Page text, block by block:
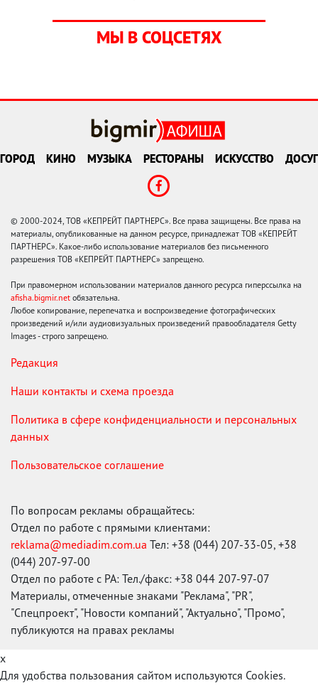
МЫ В СОЦСЕТЯХ
ГОРОД КИНО МУЗЫКА РЕСТОРАНЫ ИСКУССТВО ДОСУГ
© 2000-2024, ТОВ «КЕПРЕЙТ ПАРТНЕРС». Все права защищены. Все права на
материалы, опубликованные на данном ресурсе, принадлежат ТОВ «КЕПРЕЙТ
ПАРТНЕРС». Какое-либо использование материалов без письменного
разрешения ТОВ «КЕПРЕЙТ ПАРТНЕРС» запрещено.
При правомерном использовании материалов данного ресурса гиперссылка на
afisha.bigmir.net обязательна.
Любое копирование, перепечатка и воспроизведение фотографических
произведений и/или аудиовизуальных произведений правообладателя Getty
Images - строго запрещено.
Редакция
Наши контакты и схема проезда
Политика в сфере конфиденциальности и персональных
данных
Пользовательское соглашение
По вопросам рекламы обращайтесь:
Отдел по работе с прямыми клиентами:
reklama@mediadim.com.ua Тел: +38 (044) 207-33-05, +38
(044) 207-97-00
Отдел по работе с РА: Тел./факс: +38 044 207-97-07
Материалы, отмеченные знаками "Реклама", "PR",
"Спецпроект", "Новости компаний", "Актуально", "Промо",
публикуются на правах рекламы
x
Для удобства пользования сайтом используются Cookies.